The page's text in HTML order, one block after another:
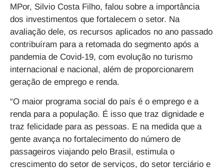
MPor, Silvio Costa Filho, falou sobre a importância
dos investimentos que fortalecem o setor. Na
avaliação dele, os recursos aplicados no ano passado
contribuíram para a retomada do segmento após a
pandemia de Covid-19, com evolução no turismo
internacional e nacional, além de proporcionarem
geração de emprego e renda.
“O maior programa social do país é o emprego e a
renda para a população. É isso que traz dignidade e
traz felicidade para as pessoas. E na medida que a
gente avança no fortalecimento do número de
passageiros viajando pelo Brasil, estimula o
crescimento do setor de serviços, do setor terciário e